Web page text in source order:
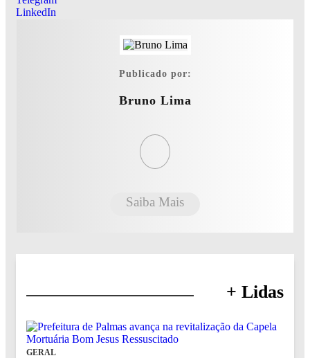
LinkedIn
Publicado por:
Bruno Lima
Saiba Mais
+ Lidas
GERAL